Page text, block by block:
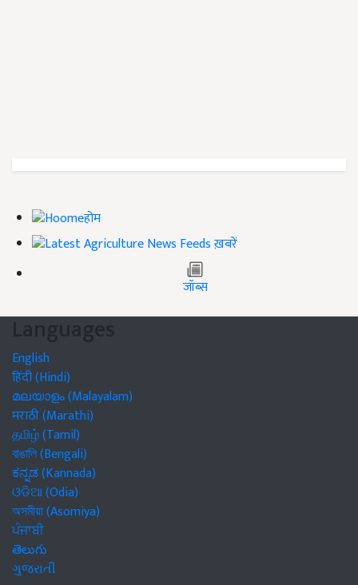
होम
ख़बरें
जॉब्स
Languages
English
हिंदी (Hindi)
മലയാളം (Malayalam)
मराठी (Marathi)
தமிழ் (Tamil)
বাঙালি (Bengali)
ಕನ್ನಡ (Kannada)
ଓଡିଆ (Odia)
অসমীয়া (Asomiya)
ਪੰਜਾਬੀ
తెలుగు
ગુજરાતી